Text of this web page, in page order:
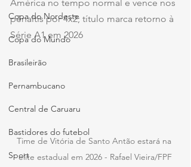
Copa do Nordeste
Copa do Mundo
Brasileirão
Pernambucano
Central de Caruaru
Bastidores do futebol
Sport
América no tempo normal e vence nos
pênaltis por 4x2; título marca retorno à
Série A1 em 2026
Time de Vitória de Santo Antão estará na
elite estadual em 2026 - Rafael Vieira/FPF